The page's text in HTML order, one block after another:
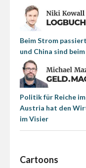
Beim Strom
und China sind
Politik für Reiche
Austria hat den
im Visier
Cartoons